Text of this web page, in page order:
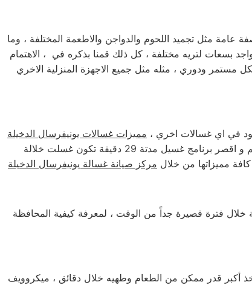
مثل تجميد اللحوم والدواجن والاطعمة المختلفة ، وما
بسعات لتريه مختلفة ، كل ذلك قمنا بذكره في ، الاهتمام
ودوري ، مثله مثل جميع الاجهزة المنزلية الاخري
في اي غسالات اخري ، مميزات غسالات يونيفرسال الدخيلة
الديجيتال مناسبة لجميع الاغراض بها خاصية منع كرمشة الملابس و شطف زيادة و غسيل مبدئي و خاصية ايقاف مؤقت و لايف تايم سيستم و اقصر برنامج غسيل مدتة 29 دقيقة تكون غسلت خلالة
فترة قصيرة جداً من الوقت ، لمعرفة كيفية المحافظة
أكبر قدر ممكن من الطعام وطهيه خلال دقائق ، ميكروويف